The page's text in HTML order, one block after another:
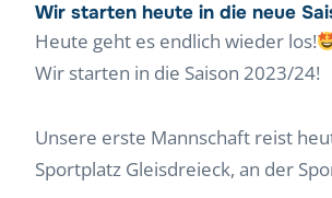
Wir starten heute in die neue
Heute geht es endlich wieder los!
Wir starten in die Saison 2023/24!
Unsere erste Mannschaft reist
Sportplatz Gleisdreieck, an der